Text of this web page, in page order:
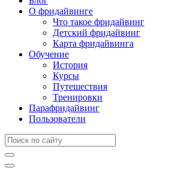
О фридайвинге
Что такое фридайвинг
Детский фридайвинг
Карта фридайвинга
Обучение
История
Курсы
Путешествия
Тренировки
Парафридайвинг
Пользователи